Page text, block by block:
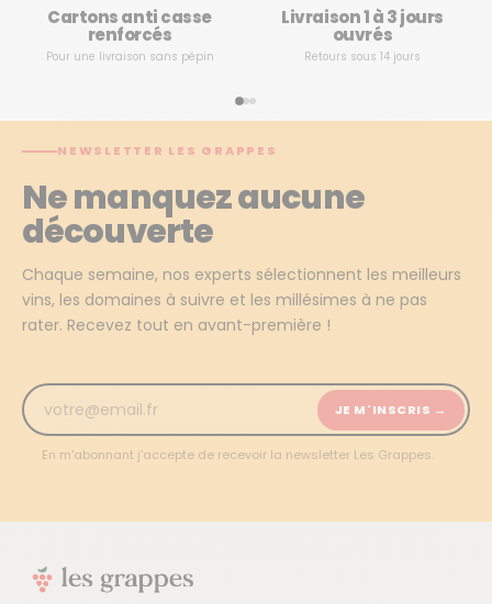
Cartons anti casse
renforcés
Pour une livraison sans pépin
Livraison 1 à 3 jours
ouvrés
Retours sous 14 jours
NEWSLETTER LES GRAPPES
Ne manquez aucune
découverte
Chaque semaine, nos experts sélectionnent les meilleurs
vins, les domaines à suivre et les millésimes à ne pas
rater. Recevez tout en avant-première !
JE M'INSCRIS →
En m'abonnant j'accepte de recevoir la newsletter Les Grappes.